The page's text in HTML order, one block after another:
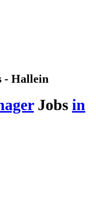
- Hallein
Jobs in